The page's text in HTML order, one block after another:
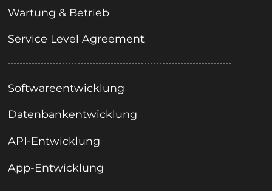
Wartung & Betrieb
Service Level Agreement
Softwareentwicklung
Datenbankentwicklung
API-Entwicklung
App-Entwicklung